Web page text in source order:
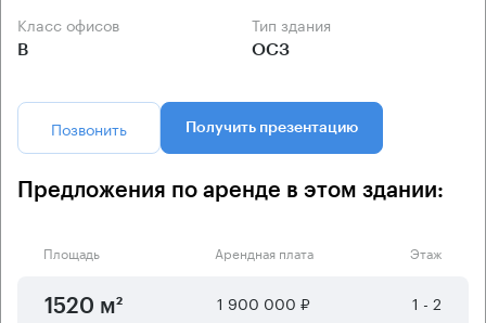
Класс офисов
B
Тип здания
ОСЗ
Позвонить Получить презентацию
Предложения по аренде в этом здании:
Площадь Арендная плата Этаж
1520 м² 1 900 000 ₽ 1 - 2